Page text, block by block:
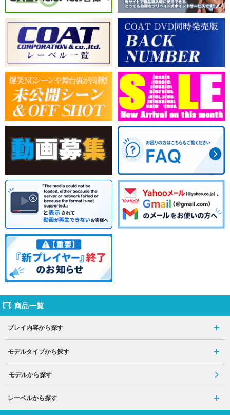
商品一覧
プレイ内容から探す
モデルタイプから探す
モデルから探す
レーベルから探す